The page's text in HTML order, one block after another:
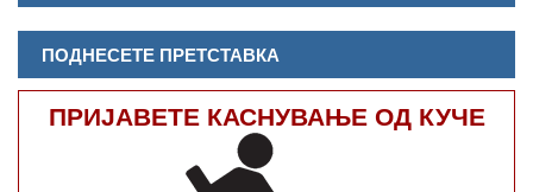
ПОДНЕСЕТЕ ПРЕТСТАВКА
ПРИЈАВЕТЕ КАСНУВАЊЕ ОД КУЧЕ